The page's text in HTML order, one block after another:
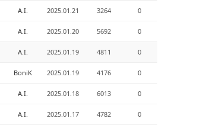
A.I. 2025.01.21 3264 0
A.I. 2025.01.20 5692 0
A.I. 2025.01.19 4811 0
BoniK 2025.01.19 4176 0
A.I. 2025.01.18 6013 0
A.I. 2025.01.17 4782 0